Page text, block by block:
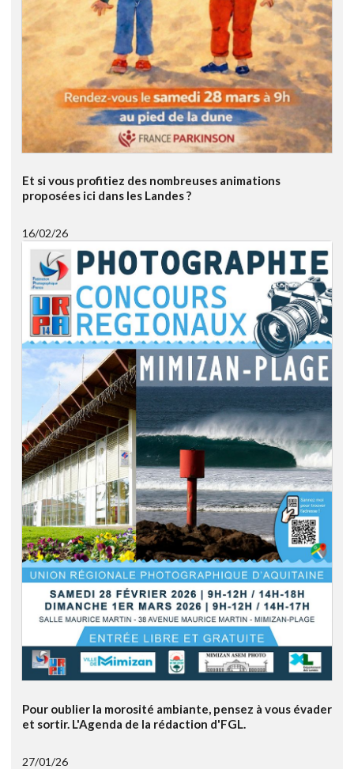
Et si vous profitiez des nombreuses animations
proposées ici dans les Landes ?
16/02/26
Pour oublier la morosité ambiante, pensez à vous évader
et sortir. L'Agenda de la rédaction d'FGL.
27/01/26